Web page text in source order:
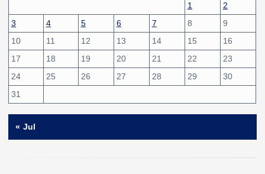
1
2
3
4 5 6 7 8
9
10
11 12 13 14 15
16
17
18 19 20 21 22
23
24
25 26 27 28 29
30
31
« Jul